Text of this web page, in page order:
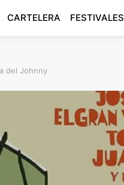
CARTELERA FESTIVALES
del Johnny